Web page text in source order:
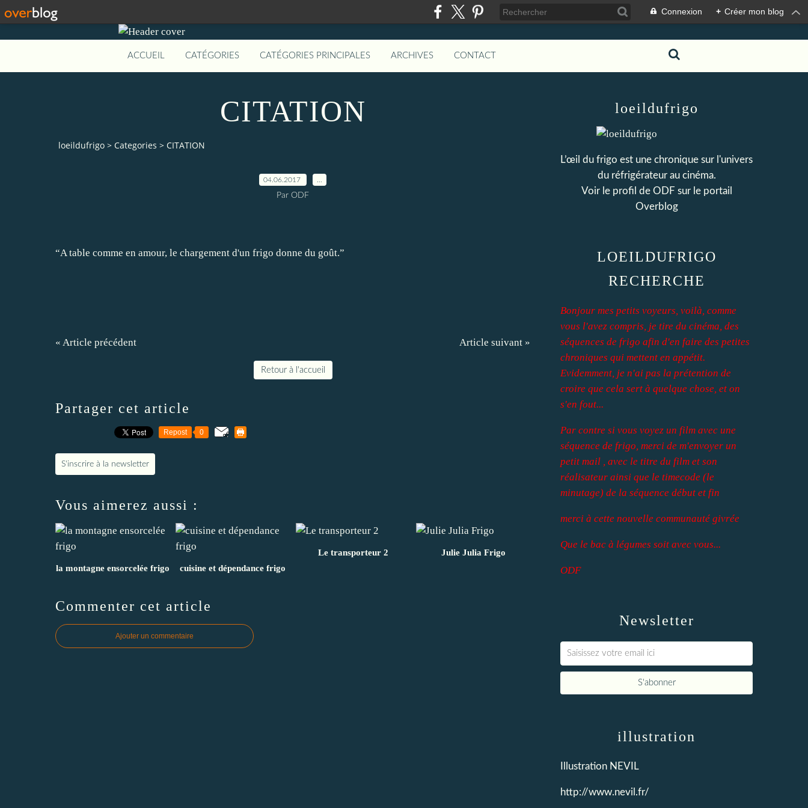
Connexion + Créer mon blog
ACCUEIL CATÉGORIES CATÉGORIES PRINCIPALES ARCHIVES CONTACT
CITATION
loeildufrigo > Categories > CITATION
04.06.2017
Par ODF
“A table comme en amour, le chargement d'un frigo donne du goût.”
« Article précédent Article suivant »
Retour à l'accueil
Partager cet article
Repost 0
S'inscrire à la newsletter
Vous aimerez aussi :
la montagne ensorcelée frigo cuisine et dépendance frigo
Le transporteur 2 Julie Julia Frigo
Commenter cet article
Ajouter un commentaire
Newsletter
loeildufrigo
L’œil du frigo est une chronique sur l'univers
du réfrigérateur au cinéma.
Voir le profil de ODF sur le portail
Overblog
LOEILDUFRIGO
RECHERCHE
Bonjour mes petits voyeurs, voilà, comme
vous l'avez compris, je tire du cinéma, des
séquences de frigo afin d'en faire des petites
chroniques qui mettent en appétit.
Evidemment, je n'ai pas la prétention de
croire que cela sert à quelque chose, et on
s'en fout...
Par contre si vous voyez un film avec une
séquence de frigo, merci de m'envoyer un
petit mail , avec le titre du film et son
réalisateur ainsi que le timecode (le
minutage) de la séquence début et fin
merci à cette nouvelle communauté givrée
Que le bac à légumes soit avec vous...
ODF
illustration
Illustration NEVIL
http://www.nevil.fr/